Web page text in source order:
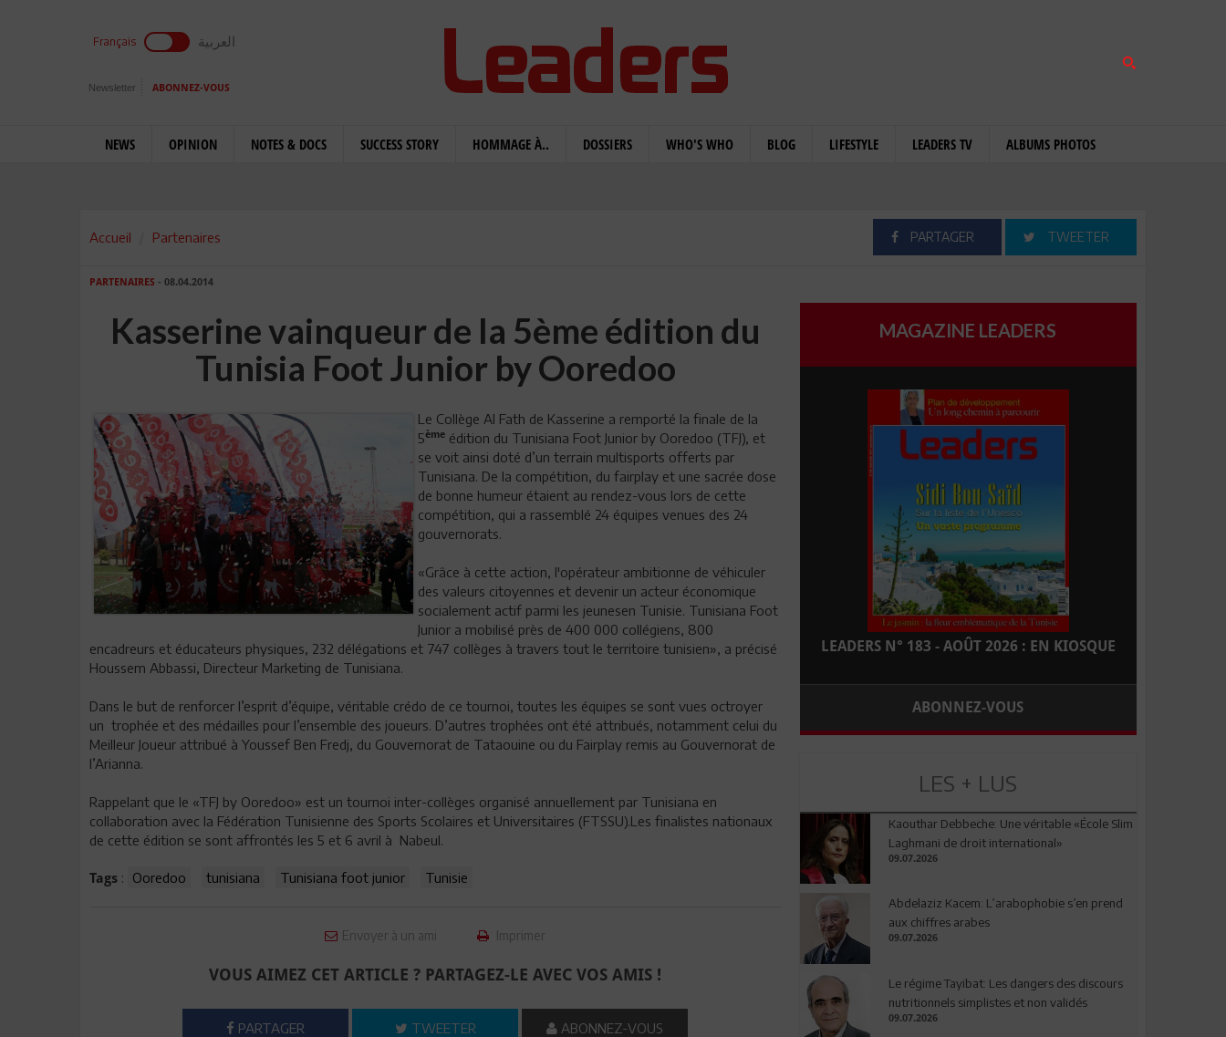
Français العربية
Newsletter ABONNEZ-VOUS
NEWS OPINION NOTES & DOCS SUCCESS STORY HOMMAGE À.. DOSSIERS WHO'S WHO BLOG LIFESTYLE LEADERS TV ALBUMS PHOTOS
Accueil Partenaires PARTAGER TWEETER
PARTENAIRES - 08.04.2014
Kasserine vainqueur de la 5ème édition du
Tunisia Foot Junior by Ooredoo
Le Collège Al Fath de Kasserine a remporté la finale de la
5ème édition du Tunisiana Foot Junior by Ooredoo (TFJ), et
se voit ainsi doté d’un terrain multisports offerts par
Tunisiana. De la compétition, du fairplay et une sacrée dose
de bonne humeur étaient au rendez-vous lors de cette
compétition, qui a rassemblé 24 équipes venues des 24
gouvernorats.
«Grâce à cette action, l'opérateur ambitionne de véhiculer
des valeurs citoyennes et devenir un acteur économique
socialement actif parmi les jeunesen Tunisie. Tunisiana Foot
Junior a mobilisé près de 400 000 collégiens, 800
encadreurs et éducateurs physiques, 232 délégations et 747 collèges à travers tout le territoire tunisien», a précisé
Houssem Abbassi, Directeur Marketing de Tunisiana.
Dans le but de renforcer l’esprit d’équipe, véritable crédo de ce tournoi, toutes les équipes se sont vues octroyer
un trophée et des médailles pour l’ensemble des joueurs. D’autres trophées ont été attribués, notamment celui du
Meilleur Joueur attribué à Youssef Ben Fredj, du Gouvernorat de Tataouine ou du Fairplay remis au Gouvernorat de
l’Arianna.
Rappelant que le «TFJ by Ooredoo» est un tournoi inter-collèges organisé annuellement par Tunisiana en
collaboration avec la Fédération Tunisienne des Sports Scolaires et Universitaires (FTSSU).Les finalistes nationaux
de cette édition se sont affrontés les 5 et 6 avril à Nabeul.
Tags : Ooredoo tunisiana Tunisiana foot junior Tunisie
Envoyer à un ami Imprimer
VOUS AIMEZ CET ARTICLE ? PARTAGEZ-LE AVEC VOS AMIS !
PARTAGER TWEETER ABONNEZ-VOUS
MAGAZINE LEADERS
LEADERS N° 183 - AOÛT 2026 : EN KIOSQUE
ABONNEZ-VOUS
LES + LUS
Kaouthar Debbeche: Une véritable «École Slim
Laghmani de droit international»
09.07.2026
Abdelaziz Kacem: L’arabophobie s’en prend
aux chiffres arabes
09.07.2026
Le régime Tayibat: Les dangers des discours
nutritionnels simplistes et non validés
09.07.2026